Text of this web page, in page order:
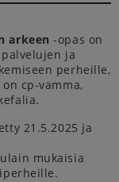
arkeen -opas on
ja
perheille,
cp-vamma,
21.5.2025 ja
mukaisia